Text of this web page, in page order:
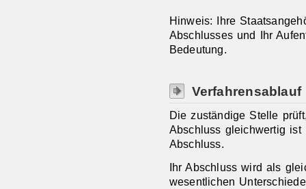
Hinweis: Ihre
Abschlusses und Ihr
Bedeutung.
Verfahrensablauf
Die zuständige Stelle
Abschluss gleichwertig ist
Abschluss.
Ihr Abschluss wird als
wesentlichen